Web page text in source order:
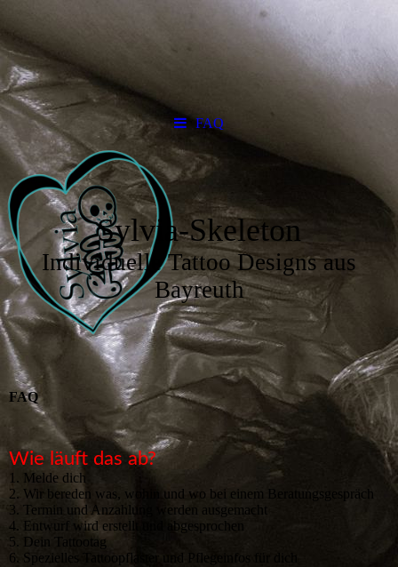
FAQ
Sylvia-Skeleton
Individuelle Tattoo Designs aus
Bayreuth
FAQ
Wie läuft das ab?
1. Melde dich
2. Wir bereden was, wohin und wo bei einem Beratungsgespräch
3. Termin und Anzahlung werden ausgemacht
4. Entwurf wird erstellt und abgesprochen
5. Dein Tattootag
6. Spezielles Tattoopflaster und Pflegeinfos für dich